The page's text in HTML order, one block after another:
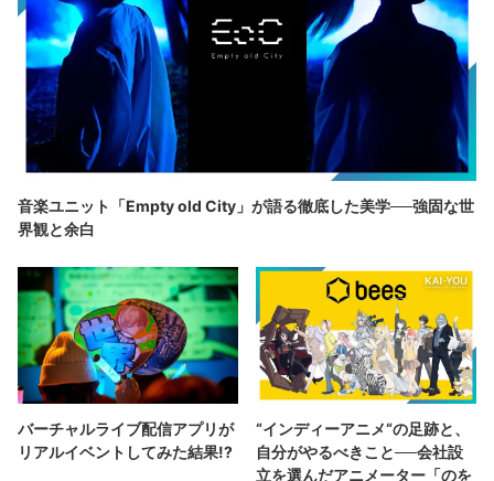
音楽ユニット「Empty old City」が語る徹底した美学──強固な世
界観と余白
バーチャルライブ配信アプリが
リアルイベントしてみた結果!?
“インディーアニメ“の足跡と、
自分がやるべきこと──会社設
立を選んだアニメーター「のを